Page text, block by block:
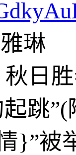
琳
日
跳”(
}”被